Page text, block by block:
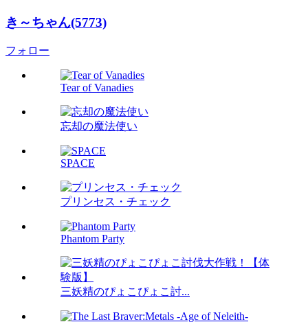
き～ちゃん(5773)
フォロー
Tear of Vanadies
忘却の魔法使い
SPACE
プリンセス・チェック
Phantom Party
三妖精のぴょこぴょこ討...